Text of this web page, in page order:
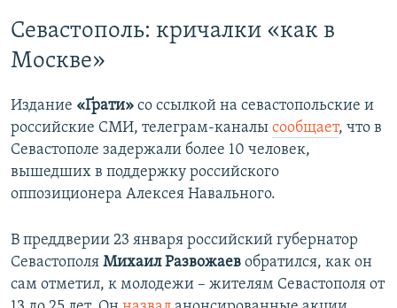
Севастополь: кричалки «как в
Москве»
Издание «Ґрати» со ссылкой на севастопольские и
российские СМИ, телеграм-каналы сообщает, что в
Севастополе задержали более 10 человек,
вышедших в поддержку российского
оппозиционера Алексея Навального.
В преддверии 23 января российский губернатор
Севастополя Михаил Развожаев обратился, как он
сам отметил, к молодежи – жителям Севастополя от